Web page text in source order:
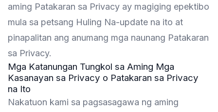
aming Patakaran sa Privacy ay magiging epektibo
mula sa petsang Huling Na-update na ito at
pinapalitan ang anumang mga naunang Patakaran
sa Privacy.
Mga Katanungan Tungkol sa Aming Mga
Kasanayan sa Privacy o Patakaran sa Privacy
na Ito
Nakatuon kami sa pagsasagawa ng aming